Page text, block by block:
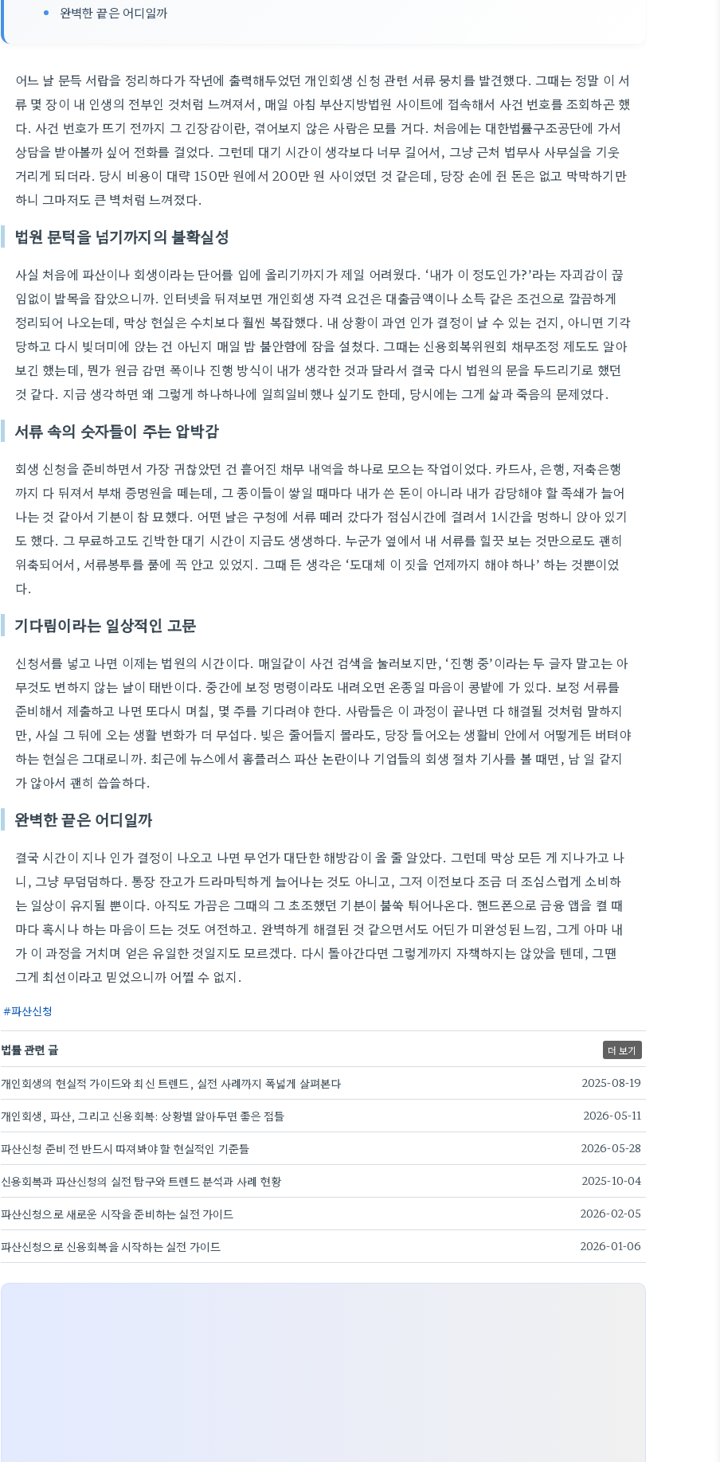
완벽한 끝은 어디일까
어느 날 문득 서랍을 정리하다가 작년에 출력해두었던 개인회생 신청 관련 서류 뭉치를 발견했다. 그때는 정말 이 서
류 몇 장이 내 인생의 전부인 것처럼 느껴져서, 매일 아침 부산지방법원 사이트에 접속해서 사건 번호를 조회하곤 했
다. 사건 번호가 뜨기 전까지 그 긴장감이란, 겪어보지 않은 사람은 모를 거다. 처음에는 대한법률구조공단에 가서
상담을 받아볼까 싶어 전화를 걸었다. 그런데 대기 시간이 생각보다 너무 길어서, 그냥 근처 법무사 사무실을 기웃
거리게 되더라. 당시 비용이 대략 150만 원에서 200만 원 사이였던 것 같은데, 당장 손에 쥔 돈은 없고 막막하기만
하니 그마저도 큰 벽처럼 느껴졌다.
법원 문턱을 넘기까지의 불확실성
사실 처음에 파산이나 회생이라는 단어를 입에 올리기까지가 제일 어려웠다. ‘내가 이 정도인가?’라는 자괴감이 끊
임없이 발목을 잡았으니까. 인터넷을 뒤져보면 개인회생 자격 요건은 대출금액이나 소득 같은 조건으로 깔끔하게
정리되어 나오는데, 막상 현실은 수치보다 훨씬 복잡했다. 내 상황이 과연 인가 결정이 날 수 있는 건지, 아니면 기각
당하고 다시 빚더미에 앉는 건 아닌지 매일 밤 불안함에 잠을 설쳤다. 그때는 신용회복위원회 채무조정 제도도 알아
보긴 했는데, 뭔가 원금 감면 폭이나 진행 방식이 내가 생각한 것과 달라서 결국 다시 법원의 문을 두드리기로 했던
것 같다. 지금 생각하면 왜 그렇게 하나하나에 일희일비했나 싶기도 한데, 당시에는 그게 삶과 죽음의 문제였다.
서류 속의 숫자들이 주는 압박감
회생 신청을 준비하면서 가장 귀찮았던 건 흩어진 채무 내역을 하나로 모으는 작업이었다. 카드사, 은행, 저축은행
까지 다 뒤져서 부채 증명원을 떼는데, 그 종이들이 쌓일 때마다 내가 쓴 돈이 아니라 내가 감당해야 할 족쇄가 늘어
나는 것 같아서 기분이 참 묘했다. 어떤 날은 구청에 서류 떼러 갔다가 점심시간에 걸려서 1시간을 멍하니 앉아 있기
도 했다. 그 무료하고도 긴박한 대기 시간이 지금도 생생하다. 누군가 옆에서 내 서류를 힐끗 보는 것만으로도 괜히
위축되어서, 서류봉투를 품에 꼭 안고 있었지. 그때 든 생각은 ‘도대체 이 짓을 언제까지 해야 하나’ 하는 것뿐이었
다.
기다림이라는 일상적인 고문
신청서를 넣고 나면 이제는 법원의 시간이다. 매일같이 사건 검색을 눌러보지만, ‘진행 중’이라는 두 글자 말고는 아
무것도 변하지 않는 날이 태반이다. 중간에 보정 명령이라도 내려오면 온종일 마음이 콩밭에 가 있다. 보정 서류를
준비해서 제출하고 나면 또다시 며칠, 몇 주를 기다려야 한다. 사람들은 이 과정이 끝나면 다 해결될 것처럼 말하지
만, 사실 그 뒤에 오는 생활 변화가 더 무섭다. 빚은 줄어들지 몰라도, 당장 들어오는 생활비 안에서 어떻게든 버텨야
하는 현실은 그대로니까. 최근에 뉴스에서 홈플러스 파산 논란이나 기업들의 회생 절차 기사를 볼 때면, 남 일 같지
가 않아서 괜히 씁쓸하다.
완벽한 끝은 어디일까
결국 시간이 지나 인가 결정이 나오고 나면 무언가 대단한 해방감이 올 줄 알았다. 그런데 막상 모든 게 지나가고 나
니, 그냥 무덤덤하다. 통장 잔고가 드라마틱하게 늘어나는 것도 아니고, 그저 이전보다 조금 더 조심스럽게 소비하
는 일상이 유지될 뿐이다. 아직도 가끔은 그때의 그 초조했던 기분이 불쑥 튀어나온다. 핸드폰으로 금융 앱을 켤 때
마다 혹시나 하는 마음이 드는 것도 여전하고. 완벽하게 해결된 것 같으면서도 어딘가 미완성된 느낌, 그게 아마 내
가 이 과정을 거치며 얻은 유일한 것일지도 모르겠다. 다시 돌아간다면 그렇게까지 자책하지는 않았을 텐데, 그땐
그게 최선이라고 믿었으니까 어쩔 수 없지.
파산신청
법률 관련 글 더 보기
개인회생의 현실적 가이드와 최신 트렌드, 실전 사례까지 폭넓게 살펴본다 2025-08-19
개인회생, 파산, 그리고 신용회복: 상황별 알아두면 좋은 점들 2026-05-11
파산신청 준비 전 반드시 따져봐야 할 현실적인 기준들 2026-05-28
신용회복과 파산신청의 실전 탐구와 트렌드 분석과 사례 현황 2025-10-04
파산신청으로 새로운 시작을 준비하는 실전 가이드 2026-02-05
파산신청으로 신용회복을 시작하는 실전 가이드 2026-01-06